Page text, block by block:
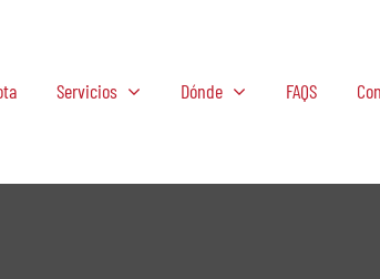
Servicios Dónde FAQS